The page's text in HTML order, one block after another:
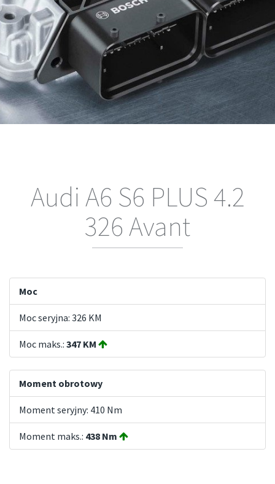
Audi A6 S6 PLUS 4.2
326 Avant
Moc
Moc seryjna: 326 KM
Moc maks.: 347 KM
Moment obrotowy
Moment seryjny: 410 Nm
Moment maks.: 438 Nm